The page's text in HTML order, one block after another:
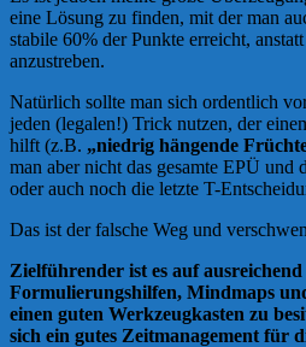
eine Lösung zu finden, mit der man
stabile 60% der Punkte erreicht,
anzustreben.
Natürlich sollte man sich ordentlich
jeden (legalen!) Trick nutzen, der
hilft (z.B. „niedrig hängende
man aber nicht das gesamte EPÜ und
oder auch noch die letzte T-
Das ist der falsche Weg und
Zielführender ist es auf
Formulierungshilfen, Mindmaps
einen guten Werkzeugkasten zu
sich ein gutes Zeitmanagement für